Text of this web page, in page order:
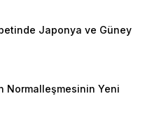
Japonya ve Güney
Normalleşmesinin Yeni